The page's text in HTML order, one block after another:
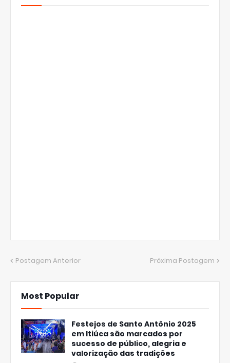
Postagem Anterior Próxima Postagem
Most Popular
Festejos de Santo Antônio 2025
em Itiúca são marcados por
sucesso de público, alegria e
valorização das tradições